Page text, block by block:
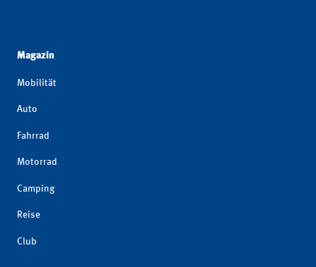
Magazin
Mobilität
Auto
Fahrrad
Motorrad
Camping
Reise
Club